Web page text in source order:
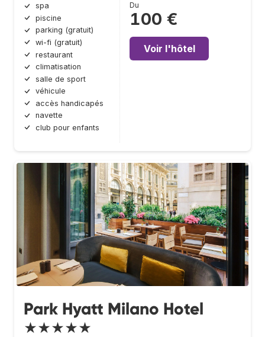
spa
piscine
parking (gratuit)
wi-fi (gratuit)
restaurant
climatisation
salle de sport
véhicule
accès handicapés
navette
club pour enfants
Du
100 €
Voir l'hôtel
Park Hyatt Milano Hotel
★★★★★